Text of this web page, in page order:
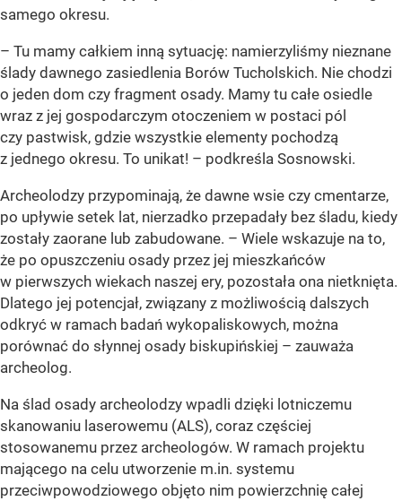
samego okresu.
– Tu mamy całkiem inną sytuację: namierzyliśmy nieznane
ślady dawnego zasiedlenia Borów Tucholskich. Nie chodzi
o jeden dom czy fragment osady. Mamy tu całe osiedle
wraz z jej gospodarczym otoczeniem w postaci pól
czy pastwisk, gdzie wszystkie elementy pochodzą
z jednego okresu. To unikat! – podkreśla Sosnowski.
Archeolodzy przypominają, że dawne wsie czy cmentarze,
po upływie setek lat, nierzadko przepadały bez śladu, kiedy
zostały zaorane lub zabudowane. – Wiele wskazuje na to,
że po opuszczeniu osady przez jej mieszkańców
w pierwszych wiekach naszej ery, pozostała ona nietknięta.
Dlatego jej potencjał, związany z możliwością dalszych
odkryć w ramach badań wykopaliskowych, można
porównać do słynnej osady biskupińskiej – zauważa
archeolog.
Na ślad osady archeolodzy wpadli dzięki lotniczemu
skanowaniu laserowemu (ALS), coraz częściej
stosowanemu przez archeologów. W ramach projektu
mającego na celu utworzenie m.in. systemu
przeciwpowodziowego objęto nim powierzchnię całej